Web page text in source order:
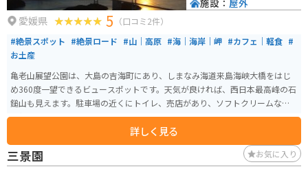
愛媛県 5 （口コミ2件）
#絶景スポット #絶景ロード #山｜高原 #海｜海岸｜岬 #カフェ｜軽食 #
お土産
亀老山展望公園は、大島の吉海町にあり、しまなみ海道来島海峡大橋をはじ
め360度一望できるビュースポットです。天気が良ければ、西日本最高峰の石
鎚山も見えます。駐車場の近くにトイレ、売店があり、ソフトクリームなど
の軽食もあります。
詳しく見る
施設： 屋外
三景園 お気に入り